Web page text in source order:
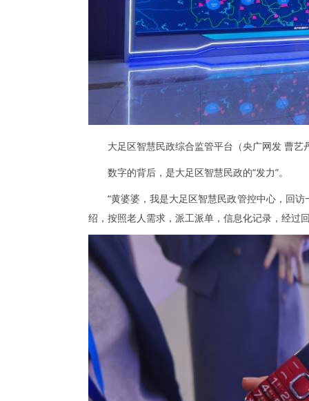
大足区智慧民政综合监管平台（央广网发 曹艺
数字的背后，是大足区智慧民政的“发力”。
“黄婆婆，我是大足区智慧民政管控中心，回
绍，按照老人需求，派工派单，信息化记录，经过